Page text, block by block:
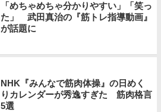
「めちゃめちゃ分かりやすい」「笑っ
た」 武田真治の『筋トレ指導動画』
が話題に
NHK『みんなで筋肉体操』の日めく
りカレンダーが秀逸すぎた 筋肉格言
5選